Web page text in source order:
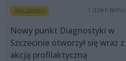
Aktualności 1 dzień temu
Nowy punkt Diagnostyki w
Szczecinie otworzył się wraz z
akcją profilaktyczną